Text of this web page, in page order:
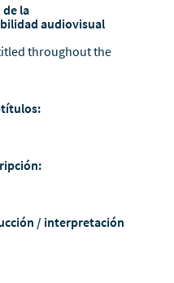
la
audiovisual
throughout the
/ interpretación